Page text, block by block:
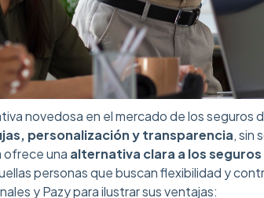
novedosa en el mercado de los seguros
personalización y transparencia, sin
ofrece una alternativa clara a los
personas que buscan flexibilidad y
y Pazy para ilustrar sus ventajas: